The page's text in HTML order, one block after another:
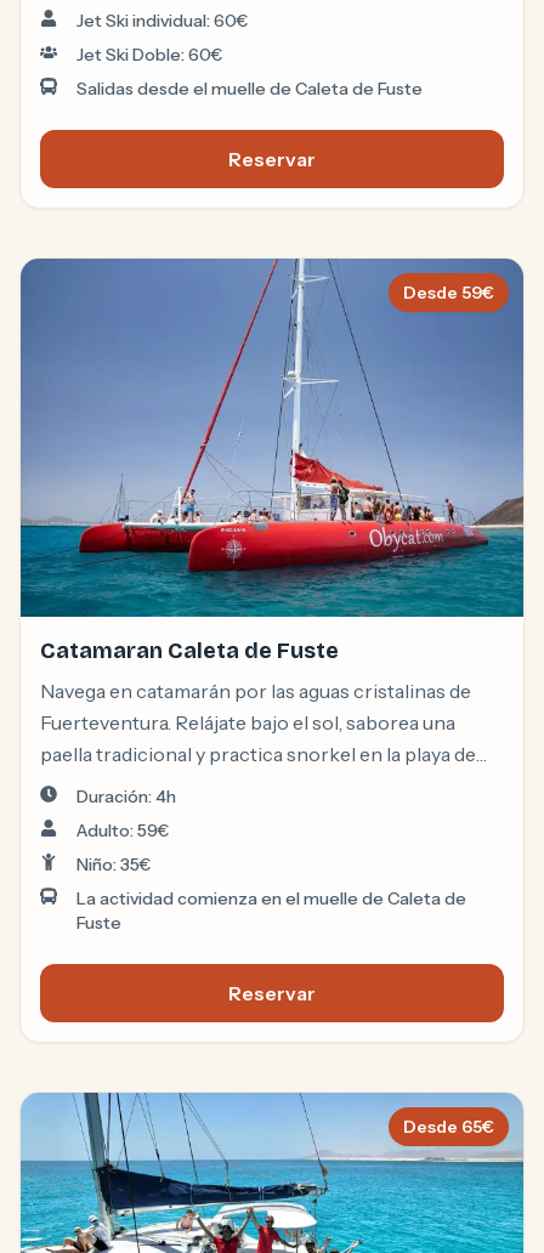
Jet Ski individual: 60€
Jet Ski Doble: 60€
Salidas desde el muelle de Caleta de Fuste
Reservar
Jet Ski Caleta de Fuste
Desde 59€
Catamaran Caleta de Fuste
Navega en catamarán por las aguas cristalinas de
Fuerteventura. Relájate bajo el sol, saborea una
paella tradicional y practica snorkel en la playa de
Pozo Negro.
Duración: 4h
Adulto: 59€
Niño: 35€
La actividad comienza en el muelle de Caleta de
Fuste
Reservar
Catamaran Caleta de Fuste
Desde 65€